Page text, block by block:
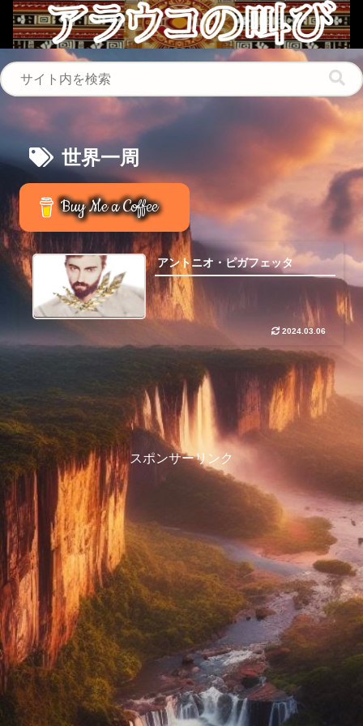
世界一周
Buy Me a Coffee
アントニオ・ピガフェッタ
2024.03.06
スポンサーリンク